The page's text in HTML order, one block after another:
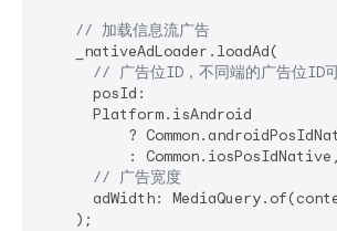
// 加载信息流广告
    _nativeAdLoader.loadAd(
// 广告位ID，不同端的广告位ID
      posId:
      Platform.isAndroid
?
          : Common.iosPosIdNative,
// 广告宽度
adWidth:
    );